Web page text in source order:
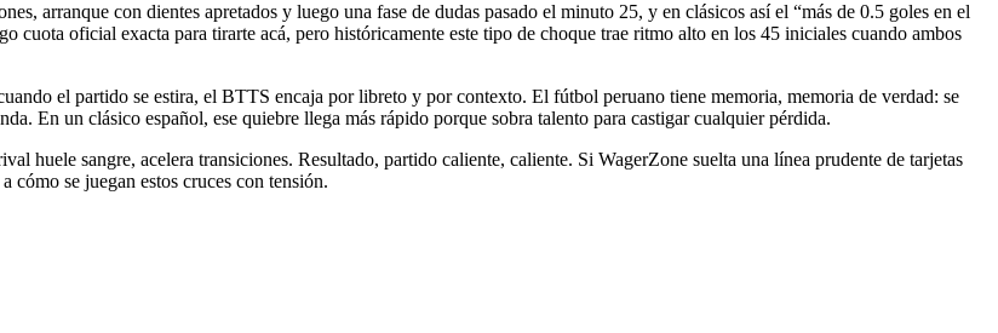
arranque con dientes apretados y luego una fase de dudas pasado el minuto 25, y en clásicos así el “más de 0.5 goles en el
cuota oficial exacta para tirarte acá, pero históricamente este tipo de choque trae ritmo alto en los 45 iniciales cuando ambos
el partido se estira, el BTTS encaja por libreto y por contexto. El fútbol peruano tiene memoria, memoria de verdad: se
En un clásico español, ese quiebre llega más rápido porque sobra talento para castigar cualquier pérdida.
huele sangre, acelera transiciones. Resultado, partido caliente, caliente. Si WagerZone suelta una línea prudente de tarjetas
cómo se juegan estos cruces con tensión.